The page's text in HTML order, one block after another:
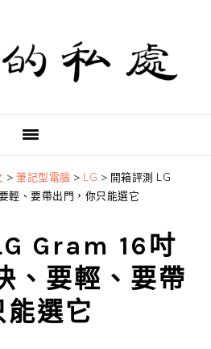
>筆記型電腦 > LG > 開箱評測 LG
輕、要帶出門，你只能選它
Gram 16吋
、要輕、要帶
能選它